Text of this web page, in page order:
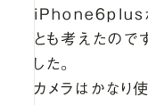
iPhone6plusか
とも考えたので
した。
カメラはかなり